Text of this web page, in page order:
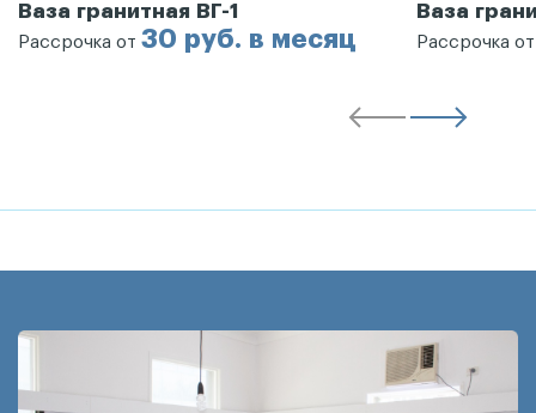
Ваза гранитная ВГ-1
Рассрочка от 30 руб. в месяц
Ваза
Рассрочка